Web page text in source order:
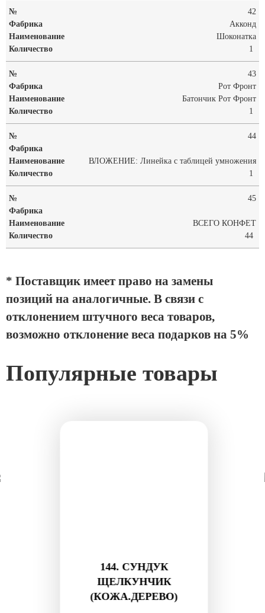
42
Акконд
Шоконатка
1
43
Рот Фронт
Батончик Рот Фронт
1
44
ВЛОЖЕНИЕ: Линейка с таблицей умножения
1
45
ВСЕГО КОНФЕТ
44
* Поставщик имеет право на замены
позиций на аналогичные. В связи с
отклонением штучного веса товаров,
возможно отклонение веса подарков на 5%
Популярные товары